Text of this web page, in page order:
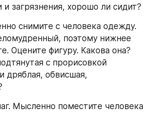
и загрязнения, хорошо ли сидит?
снимите с человека одежду.
поэтому нижнее
Оцените фигуру. Какова она?
с прорисовкой
дряблая, обвисшая,
Мысленно поместите человека